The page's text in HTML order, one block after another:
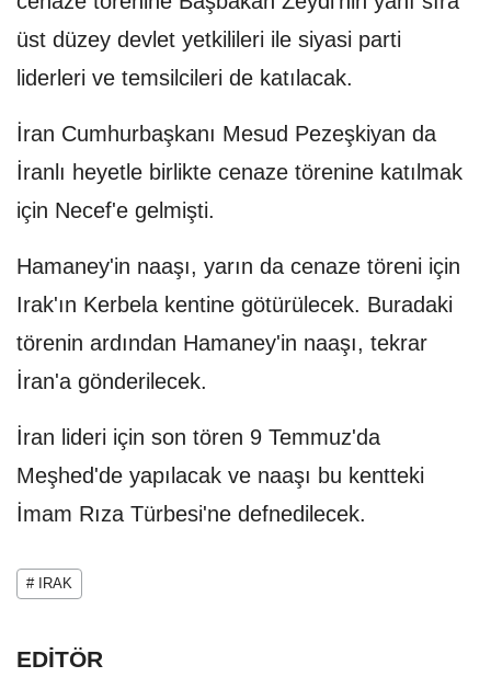
üst düzey devlet yetkilileri ile siyasi parti
liderleri ve temsilcileri de katılacak.
İran Cumhurbaşkanı Mesud Pezeşkiyan da
İranlı heyetle birlikte cenaze törenine katılmak
için Necef'e gelmişti.
Hamaney'in naaşı, yarın da cenaze töreni için
Irak'ın Kerbela kentine götürülecek. Buradaki
törenin ardından Hamaney'in naaşı, tekrar
İran'a gönderilecek.
İran lideri için son tören 9 Temmuz'da
Meşhed'de yapılacak ve naaşı bu kentteki
İmam Rıza Türbesi'ne defnedilecek.
# IRAK
EDİTÖR